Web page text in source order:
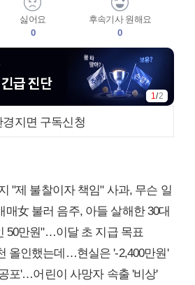
싫어요
0
후속기사 원해요
0
1/2
경지면 구독신청
"제 불찰이자 책임" 사과, 무슨 일
매女 불러 음주, 아들 살해한 30대
50만원"…이달 초 지급 목표
올인했는데…현실은 '-2,400만원'
포'…어린이 사망자 속출 '비상'